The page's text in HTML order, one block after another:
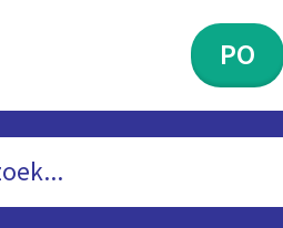
PO